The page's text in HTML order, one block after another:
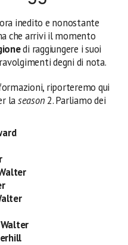
inedito e nonostante
che arrivi il momento
di raggiungere i suoi
degni di nota.
riporteremo qui
laseason2. Parliamo dei